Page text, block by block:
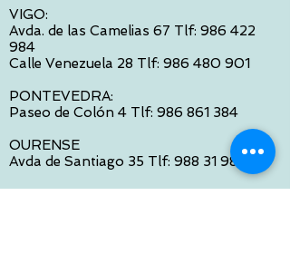
VIGO:
Avda. de las Camelias 67 Tlf: 986 422
984
Calle Venezuela 28 Tlf: 986 480 901
PONTEVEDRA:
Paseo de Colón 4 Tlf: 986 861 384
OURENSE
Avda de Santiago 35 Tlf: 988 31 98 26
SANTIAGO DE COMPOSTELA